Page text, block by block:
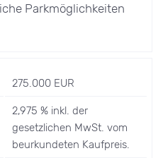
Parkmöglichkeiten
275.000 EUR
2,975 % inkl. der
gesetzlichen MwSt. vom
beurkundeten Kaufpreis.